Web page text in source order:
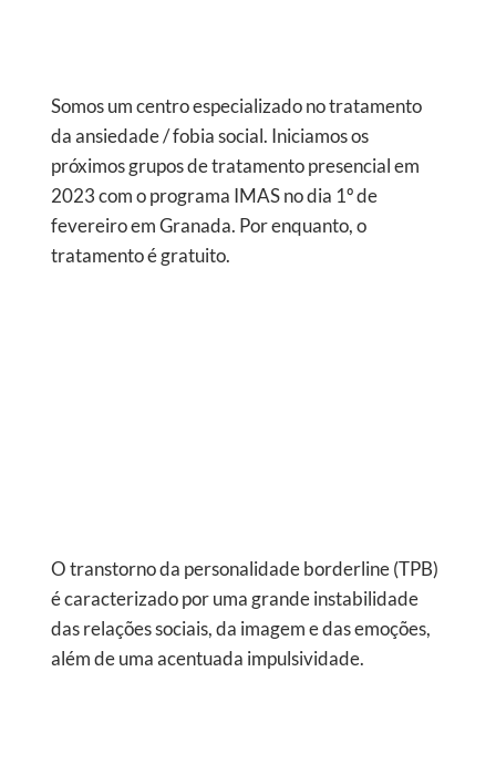
Somos um centro especializado no tratamento
da ansiedade / fobia social. Iniciamos os
próximos grupos de tratamento presencial em
2023 com o programa IMAS no dia 1º de
fevereiro em Granada. Por enquanto, o
tratamento é gratuito.
O transtorno da personalidade borderline (TPB)
é caracterizado por uma grande instabilidade
das relações sociais, da imagem e das emoções,
além de uma acentuada impulsividade.